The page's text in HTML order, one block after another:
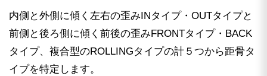
内側と外側に傾く左右の歪みINタイプ・OUTタイプと
前側と後ろ側に傾く前後の歪みFRONTタイプ・BACK
タイプ、複合型のROLLINGタイプの計５つから距骨タ
イプを特定します。